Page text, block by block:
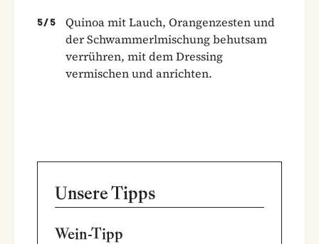
5/ 5
Quinoa mit Lauch, Orangenzesten und
der Schwammerlmischung behutsam
verrühren, mit dem Dressing
vermischen und anrichten.
Unsere Tipps
Wein-Tipp